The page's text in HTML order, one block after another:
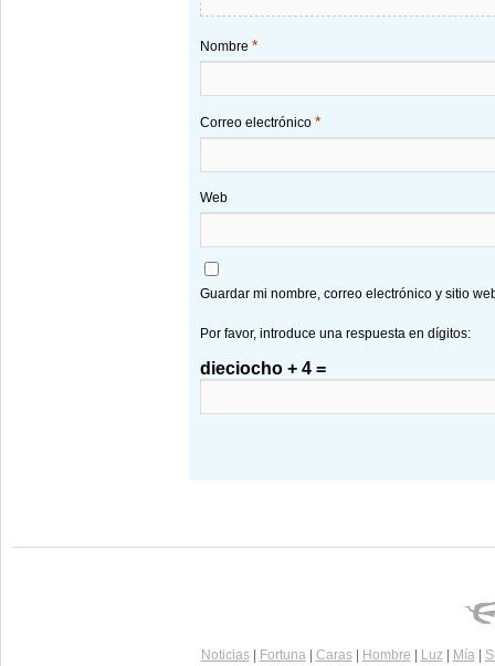
Nombre *
Correo electrónico *
Web
Guardar mi nombre, correo electrónico y sitio
Por favor, introduce una respuesta en dígitos:
dieciocho + 4 =
Noticias| Fortuna| Caras| Hombre Luz| Mía|